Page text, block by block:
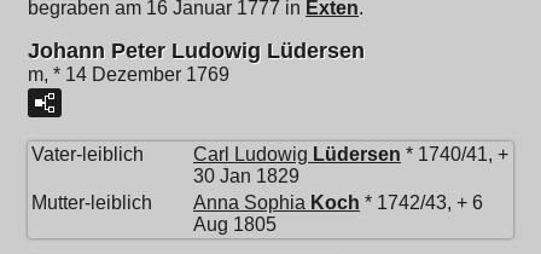
begraben am 16 Januar 1777 in Exten.
Johann Peter Ludowig Lüdersen
m, * 14 Dezember 1769
Vater-leiblich Carl Ludowig Lüdersen * 1740/41, +
30 Jan 1829
Mutter-leiblich
Anna Sophia Koch * 1742/43, + 6
Aug 1805